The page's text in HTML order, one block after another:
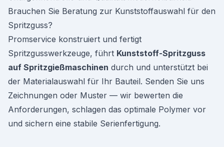
Brauchen Sie Beratung zur Kunststoffauswahl für den
Spritzguss?
Promservice konstruiert und fertigt
Spritzgusswerkzeuge, führt Kunststoff-Spritzguss
auf Spritzgießmaschinen durch und unterstützt bei
der Materialauswahl für Ihr Bauteil. Senden Sie uns
Zeichnungen oder Muster — wir bewerten die
Anforderungen, schlagen das optimale Polymer vor
und sichern eine stabile Serienfertigung.